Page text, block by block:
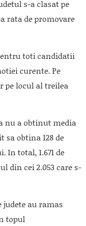
s-a clasat pe
rata de promovare
toti candidatii
curente. Pe
pe locul al treilea
nu a obtinut media
sa obtina 128 de
In total, 1.671 de
din cei 2.053 care s-
au ramas
topul